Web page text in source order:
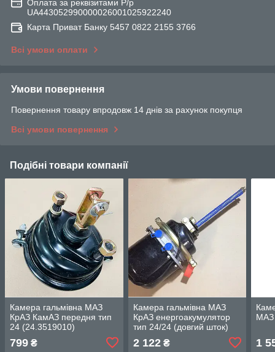
Оплата за реквізитами Р/р
UA443052990000026001025922240
Карта Приват Банку 5457 0822 2155 3766
Всі умови оплати
Умови повернення
Повернення товару впродовж 14 днів за рахунок покупця
Всі умови повернення
Подібні товари компанії
Камера гальмівна МАЗ
КрАЗ КамАЗ передня тип
24 (24.3519010)
799 ₴
Камера гальмівна МАЗ
КрАЗ енергоакумулятор
тип 24/24 (довгий шток)
(ST.20.051) 100-3519200-
01
2 122₴
МАЗ
1